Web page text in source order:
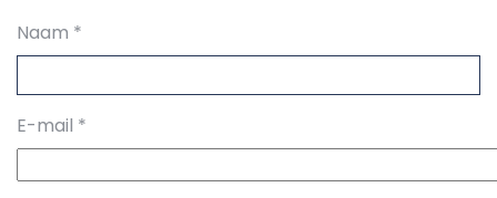
Naam *
E-mail *